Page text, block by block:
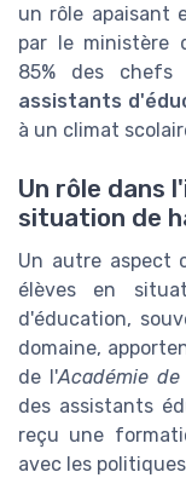
un rôle apaisant
par le ministère
85% des chefs
assistants
à un climat
Un rôle dans
situation de
Un autre aspect
élèves en
d'éducation,
domaine,
de l'Académie
des assistants
reçu une
avec les